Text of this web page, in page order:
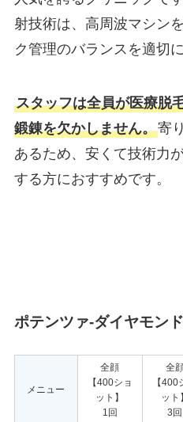
射技術は、高周波マシン
ク管理のバランスを適切
スタッフは全員が医療脱
鍛錬を欠かしません。寄
あるため、安くて技術力
する方におすすめです。
ポテンツァ-ダイヤモン
メニュー
全顔
【400ショ
ット】
1回
全
【400
ット】
3回